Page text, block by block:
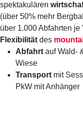
spektakulären
(über 50% mehr
über 1.000 Abfahrten
Flexibilitätdes
Abfahrtauf Wald-
Wiese
Transportmit
PkW mit Anhänger